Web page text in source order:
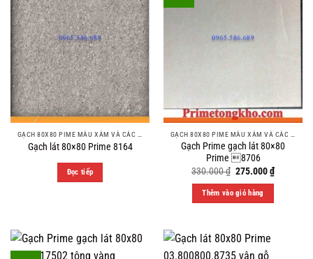
Gạch lát 80×80 Prime 8164
Đọc tiếp
Gạch Prime gạch lát 80×80
Prime 8706
330.000₫ Original
was:
330.000 ₫.
275.000₫Current
price
Thêm vào giỏ hàng